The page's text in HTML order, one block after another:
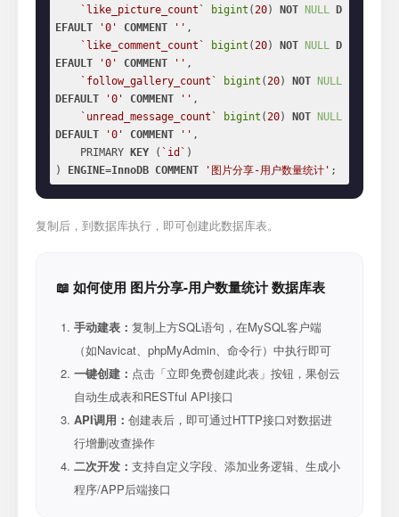
`like_picture_count` bigint (20) NOT NULL
D
EFAULT
'0' COMMENT '' ,
`like_comment_count`
bigint (20) NOT NULL
D
EFAULT
'0' COMMENT '' ,
`follow_gallery_count`
bigint (20) NOT
NULL
DEFAULT
'0' COMMENT '' ,
`unread_message_count`
bigint (20) NOT
NULL
DEFAULT
'0' COMMENT '' ,
    PRIMARY
KEY ( `id` )
)
ENGINE=InnoDB COMMENT '图片分享-用户数量统计' ;
复制后，到数据库执行，即可创建此数据库表。
📖 如何使用 图片分享-用户数量统计 数据库表
手动建表： 复制上方SQL语句，在MySQL客户端
（如Navicat、phpMyAdmin、命令行）中执行即可
一键创建： 点击「立即免费创建此表」按钮，果创云
自动生成表和RESTful API接口
API调用： 创建表后，即可通过HTTP接口对数据进
行增删改查操作
二次开发： 支持自定义字段、添加业务逻辑、生成小
程序/APP后端接口